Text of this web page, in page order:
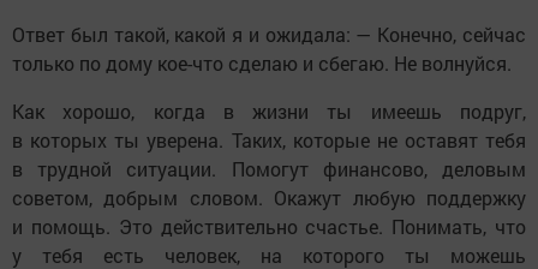
Ответ был такой, какой я и ожидала: — Конечно, сейчас
только по дому кое-что сделаю и сбегаю. Не волнуйся.
Как хорошо, когда в жизни ты имеешь подруг,
в которых ты уверена. Таких, которые не оставят тебя
в трудной ситуации. Помогут финансово, деловым
советом, добрым словом. Окажут любую поддержку
и помощь. Это действительно счастье. Понимать, что
у тебя есть человек, на которого ты можешь